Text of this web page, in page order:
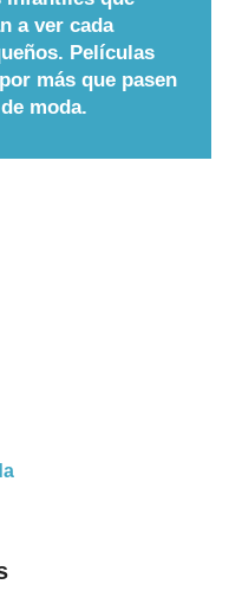
a ver cada
Películas
más que pasen
moda.